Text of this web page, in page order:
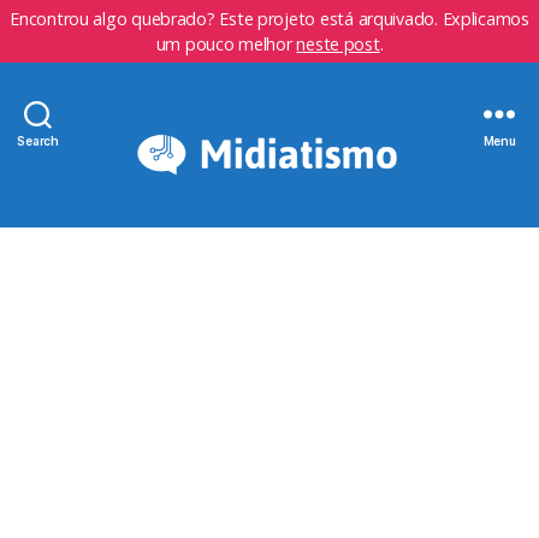
Encontrou algo quebrado? Este projeto está arquivado. Explicamos
um pouco melhorneste post.
Search Menu